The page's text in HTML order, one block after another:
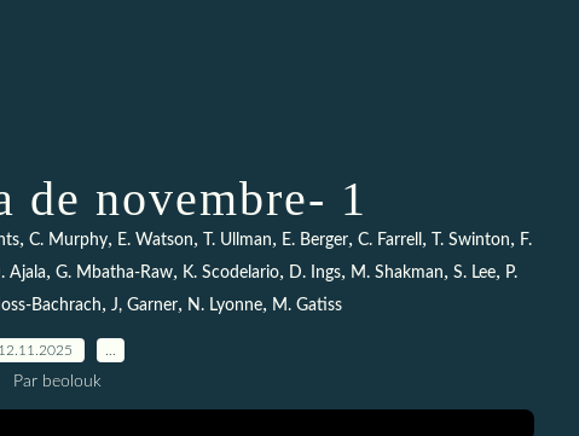
de novembre- 1
, C. Murphy, E. Watson, T. Ullman, E. Berger, C. Farrell , T. Swinton, F.
Ajala, G. Mbatha-Raw, K. Scodelario, D. Ings, M. Shakman, S. Lee, P.
Bachrach, J, Garner, N. Lyonne, M. Gatiss
12.11.2025
Par beolouk